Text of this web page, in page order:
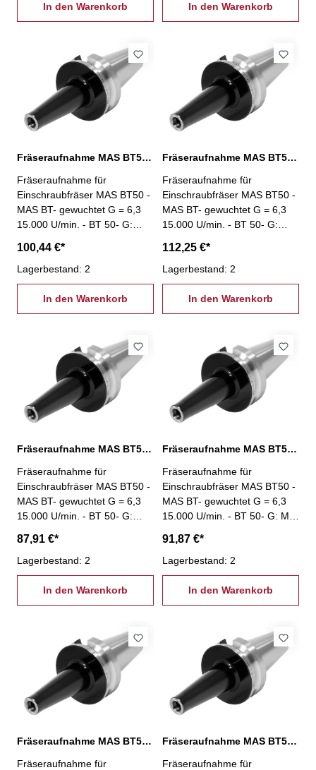
In den Warenkorb In den Warenkorb
Fräseraufnahme MAS BT50, M16 / L: 100 mm
Fräseraufnahme für
Einschraubfräser MAS BT50 -
MAS BT- gewuchtet G = 6,3
15.000 U/min. - BT 50- G:
100,44 €*
Lagerbestand: 2
In den Warenkorb
Fräseraufnahme MAS BT50, M16 / L: 150 mm
Fräseraufnahme für
Einschraubfräser MAS BT50 -
MAS BT- gewuchtet G = 6,3
15.000 U/min. - BT 50- G:
112,25 €*
Lagerbestand: 2
In den Warenkorb
Fräseraufnahme MAS BT50, M16 / L: 50 mm
Fräseraufnahme für
Einschraubfräser MAS BT50 -
MAS BT- gewuchtet G = 6,3
15.000 U/min. - BT 50- G:
87,91 €*
Lagerbestand: 2
In den Warenkorb
Fräseraufnahme MAS BT50, M8 / L: 100 mm
Fräseraufnahme für
Einschraubfräser MAS BT50 -
MAS BT- gewuchtet G = 6,3
15.000 U/min. - BT 50- G: M8
91,87 €*
Lagerbestand: 2
In den Warenkorb
Fräseraufnahme MAS BT50, M8 / L: 150 mm
Fräseraufnahme für
Fräseraufnahme MAS BT50, M8 / L: 50 mm
Fräseraufnahme für